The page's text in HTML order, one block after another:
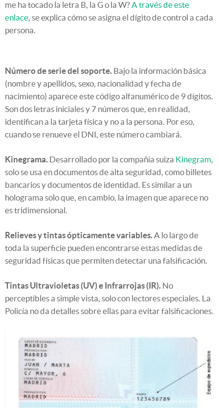
me ha tocado la letra B, la G o la W?A través de este
enlace, se explica cómo se asigna el dígito de control a cada
persona.
Número de serie del soporte. Bajo la información básica
(nombre y apellidos, sexo, nacionalidad y fecha de
nacimiento) aparece este código alfanumérico de 9 dígitos.
Son dos letras iniciales y 7 números que, en realidad,
identifican a la tarjeta física y no a la persona. Por eso,
cuando se renueve el DNI, este número cambiará.
Kinegrama. Desarrollado por la compañía suiza Kinegram,
solo se usa en documentos de alta seguridad, como billetes
bancarios y documentos de identidad. Es similar a un
holograma solo que, en cambio, la imagen que aparece no
es tridimensional.
Relieves y tintas ópticamente variables.A lo largo de
toda la superficie pueden encontrarse estas medidas de
seguridad físicas que permiten detectar una falsificación.
Tintas Ultravioletas (UV) e Infrarrojas (IR). No
perceptibles a simple vista, solo con lectores especiales. La
Policía no da detalles sobre ellas para evitar falsificaciones.